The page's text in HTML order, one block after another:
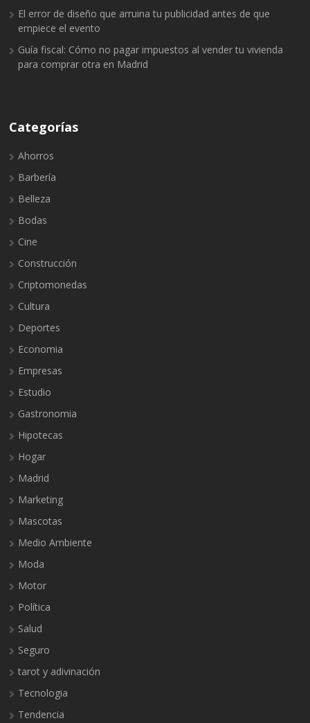
El error de diseño que arruina tu publicidad antes de que
empiece el evento
Guía fiscal: Cómo no pagar impuestos al vender tu vivienda
para comprar otra en Madrid
Categorías
Ahorros
Barbería
Belleza
Bodas
Cine
Construcción
Criptomonedas
Cultura
Deportes
Economia
Empresas
Estudio
Gastronomia
Hipotecas
Hogar
Madrid
Marketing
Mascotas
Medio Ambiente
Moda
Motor
Política
Salud
Seguro
tarot y adivinación
Tecnologia
Tendencia